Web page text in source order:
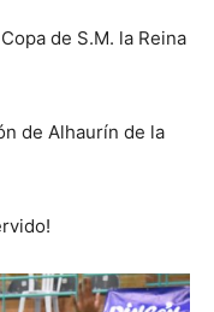
de S.M. la Reina
de Alhaurín de la